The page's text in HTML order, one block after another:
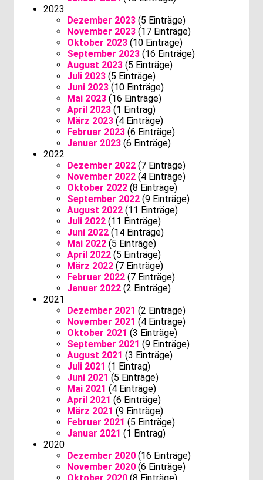
2023
Dezember 2023 (5 Einträge)
November 2023 (17 Einträge)
Oktober 2023 (10 Einträge)
September 2023 (16 Einträge)
August 2023 (5 Einträge)
Juli 2023 (5 Einträge)
Juni 2023 (10 Einträge)
Mai 2023 (16 Einträge)
April 2023 (1 Eintrag)
März 2023 (4 Einträge)
Februar 2023 (6 Einträge)
Januar 2023 (6 Einträge)
2022
Dezember 2022 (7 Einträge)
November 2022 (4 Einträge)
Oktober 2022 (8 Einträge)
September 2022 (9 Einträge)
August 2022 (11 Einträge)
Juli 2022 (11 Einträge)
Juni 2022 (14 Einträge)
Mai 2022 (5 Einträge)
April 2022 (5 Einträge)
März 2022 (7 Einträge)
Februar 2022 (7 Einträge)
Januar 2022 (2 Einträge)
2021
Dezember 2021 (2 Einträge)
November 2021 (4 Einträge)
Oktober 2021 (3 Einträge)
September 2021 (9 Einträge)
August 2021 (3 Einträge)
Juli 2021 (1 Eintrag)
Juni 2021 (5 Einträge)
Mai 2021 (4 Einträge)
April 2021 (6 Einträge)
März 2021 (9 Einträge)
Februar 2021 (5 Einträge)
Januar 2021 (1 Eintrag)
2020
Dezember 2020 (16 Einträge)
November 2020 (6 Einträge)